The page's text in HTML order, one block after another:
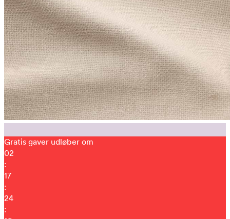
Gratis gaver udløber om
02
:
17
:
24
: